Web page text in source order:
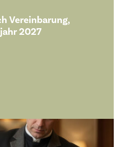
Vereinbarung,
2027